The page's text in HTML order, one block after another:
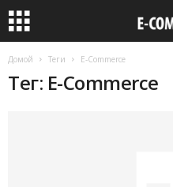
Домой Теги E-Commerce
Тег: E-Commerce